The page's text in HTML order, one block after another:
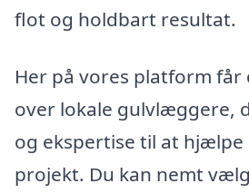
flot og holdbart resultat.
Her på vores platform får
over lokale gulvlæggere,
og ekspertise til at hjælpe
projekt. Du kan nemt